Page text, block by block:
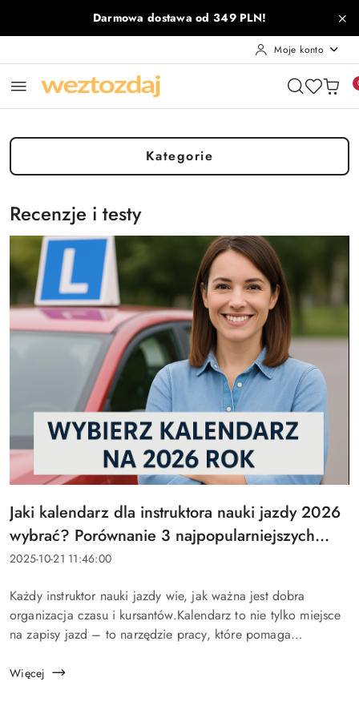
Przejdź do treści głównej
Przejdź do wyszukiwarki
Przejdź do moje konto
Przejdź do menu głównego
Przejdź do stopkiDarmowa dostawa od 349 PLN!
Moje konto
Kategorie
Recenzje i testy
Tytuł
artykułu:
Jaki kalendarz dla instruktora nauki jazdy 2026
wybrać? Porównanie 3 najpopularniejszych
kalendarzy OSK
Data
2025-10-21 11:46:00
Treść
artykułu:
Każdy instruktor nauki jazdy wie, jak ważna jest dobra
organizacja czasu i kursantów.Kalendarz to nie tylko miejsce
na zapisy jazd – to narzędzie pracy, które pomaga
cały ro...
Więcej